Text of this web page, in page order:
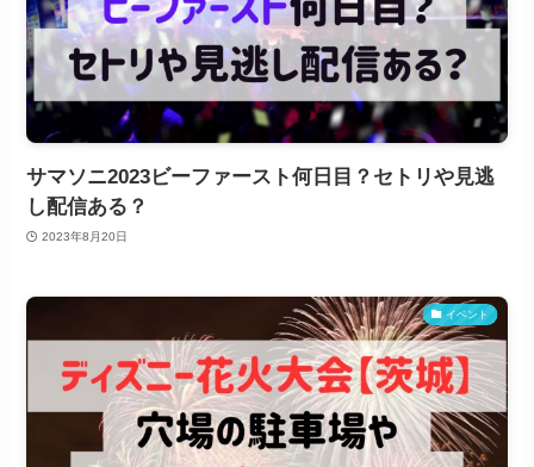
サマソニ2023ビーファースト何日目？セトリや見逃
し配信ある？
2023年8月20日
イベント